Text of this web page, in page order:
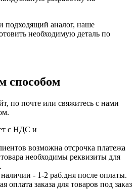
подходящий аналог, наше
необходимую деталь по
способом
по почте или свяжитесь с нами
с НДС и
возможна отсрочка платежа
необходимы реквизиты для
- 1-2 раб.дня после оплаты.
оплата заказа для товаров под заказ